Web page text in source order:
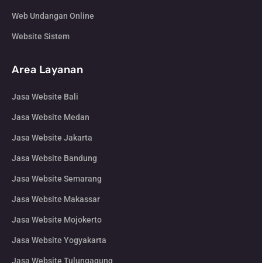
Web Undangan Online
Website Sistem
Area Layanan
Jasa Website Bali
Jasa Website Medan
Jasa Website Jakarta
Jasa Website Bandung
Jasa Website Semarang
Jasa Website Makassar
Jasa Website Mojokerto
Jasa Website Yogyakarta
Jasa Website Tulungagung